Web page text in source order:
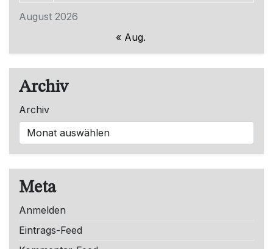
August 2026
« Aug.
Archiv
Archiv
Meta
Anmelden
Eintrags-Feed